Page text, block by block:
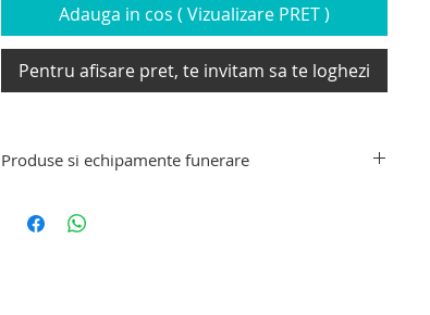
Adauga in cos ( Vizualizare PRET )
Pentru afisare pret, te invitam sa te loghezi
Produse si echipamente funerare
targa de transport decedati, targa de recuperare